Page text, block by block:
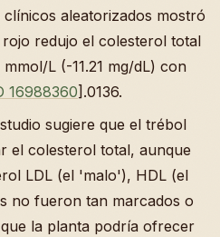
clínicos aleatorizados mostró
redujo el colesterol total
L (-11.21 mg/dL) con
16988360].0136.
sugiere que el trébol
el colesterol total, aunque
LDL (el 'malo'), HDL (el
no fueron tan marcados o
la planta podría ofrecer